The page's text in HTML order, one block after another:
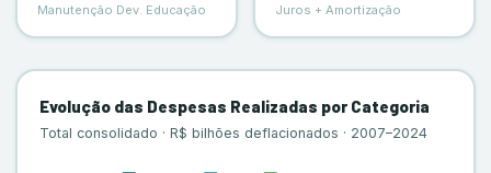
Manutenção Dev. Educação Juros + Amortização
Evolução das Despesas Realizadas por Categoria
Total consolidado · R$ bilhões deflacionados · 2007–2024